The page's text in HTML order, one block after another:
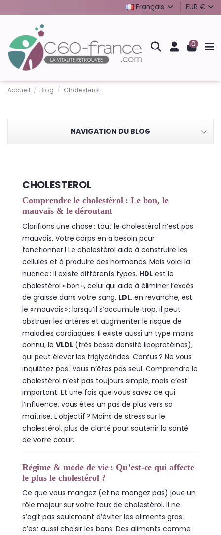
Français EUR €
0
Accueil Blog Cholesterol
NAVIGATION DU BLOG
CHOLESTEROL
Comprendre le cholestérol : Le bon, le
mauvais & le déroutant
Clarifions une chose : tout le cholestérol n’est pas
mauvais. Votre corps en a besoin pour
fonctionner ! Le cholestérol aide à construire les
cellules et à produire des hormones. Mais voici la
nuance : il existe différents types. HDL est le
cholestérol « bon », celui qui aide à éliminer l’excès
de graisse dans votre sang. LDL, en revanche, est
le « mauvais » : lorsqu’il s’accumule trop, il peut
obstruer les artères et augmenter le risque de
maladies cardiaques. Il existe aussi un type moins
connu, le VLDL (très basse densité lipoprotéines),
qui peut élever les triglycérides. Confus ? Ne vous
inquiétez pas : vous n’êtes pas seul. Comprendre le
cholestérol n’est pas toujours simple, mais c’est
important. Et une fois que vous savez ce qui
l’influence, vous êtes un pas de plus vers sa
maîtrise. L’objectif ? Moins de stress sur le
cholestérol, plus de clarté pour soutenir la santé
de votre cœur.
Régime & mode de vie : Qu’est‑ce qui affecte
le plus le cholestérol ?
Ce que vous mangez (et ne mangez pas) joue un
rôle majeur sur votre taux de cholestérol. Il ne
s’agit pas seulement d’éviter les aliments gras :
c’est aussi choisir les bons. Des aliments comme